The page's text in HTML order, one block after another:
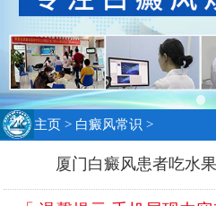
主页 > 白癜风常识 >
厦门白癜风患者吃水